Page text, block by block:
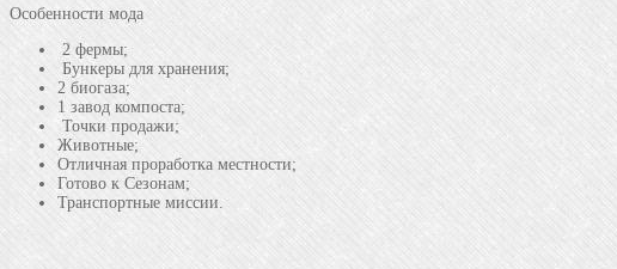
Особенности мода
2 фермы;
Бункеры для хранения;
2 биогаза;
1 завод компоста;
Точки продажи;
Животные;
Отличная проработка местности;
Готово к Сезонам;
Транспортные миссии.